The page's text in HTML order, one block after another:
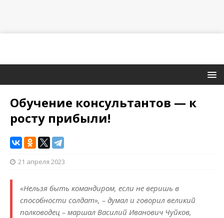
Обучение консультантов — к
росту прибыли!
21 апреля 2023
«Нельзя быть командиром, если не веришь в
способности солдат», – думал и говорил великий
полководец – маршал Василий Иванович Чуйков,